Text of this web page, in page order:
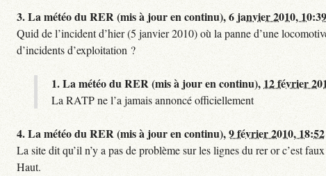
3.La météo du RER (mis à jour en continu),6 janvier 2010, 10:39
Quid de l’incident d’hier (5 janvier 2010) où la panne d’une
d’incidents d’exploitation ?
1.La météo du RER (mis à jour en continu), 12 février
La RATP ne l’a jamais annoncé officiellement
4.La météo du RER (mis à jour en continu),9 février 2010, 18:52
La site dit qu’il n’y a pas de problème sur les lignes du rer or c’est
Haut.